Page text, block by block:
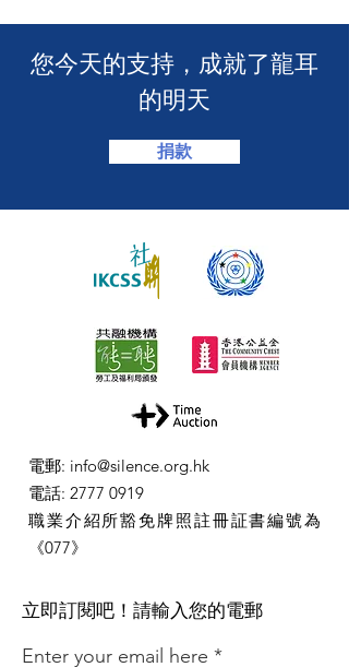
​您今天的支持，成就了龍耳
的明天
捐款
電郵: info@silence.org.hk
電話: 2777 0919
職業介紹所豁免牌照註冊証書編號為
《077》
​立即訂閱吧！請輸入您的電郵
Enter your email here